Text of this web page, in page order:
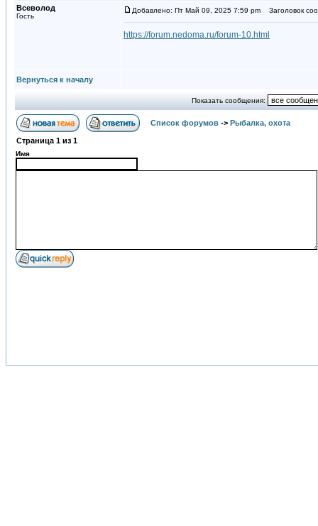
Всеволод
Гость
Добавлено: Пт Май 09, 2025 7:59 pm Заголовок
https://forum.nedoma.ru/forum-10.html
Вернуться к началу
Показать сообщения:
Список форумов -> Рыбалка, охота
Страница 1 из 1
Имя